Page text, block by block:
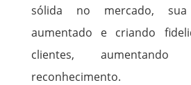
sólida no mercado,
aumentado e criando
clientes,
reconhecimento.